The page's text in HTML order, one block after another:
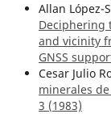
Allan López-
Deciphering
and vicinity
GNSS
Cesar Julio
minerales
3 (1983)